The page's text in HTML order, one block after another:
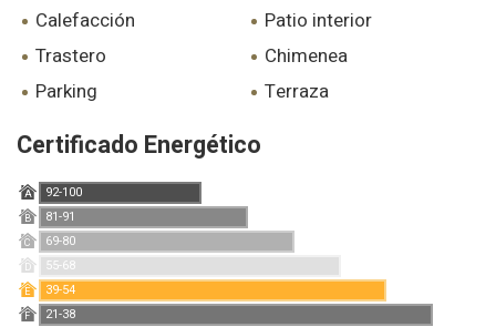
calefacción
patio interior
trastero
chimenea
parking
terraza
Certificado Energético
A 92-100
B 81-91
C 69-80
D 55-68
E 39-54
F 21-38